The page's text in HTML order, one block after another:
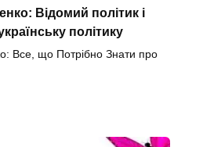
Відомий політик і
політику
Все, що Потрібно Знати про